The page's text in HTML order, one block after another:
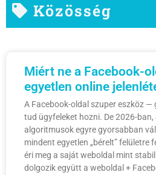
Közösség
Miért ne a Facebook-
egyetlen online
A Facebook-oldal szuper eszköz —
tud ügyfeleket hozni. De 2026-
algoritmusok egyre gyorsabban
mindent egyetlen „bérelt” felületre
éri meg a saját weboldal mint
dolgozik együtt a weboldal +